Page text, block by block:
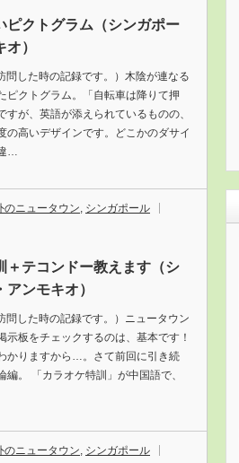
ピクトグラム（シンガポー
）
問した時の記録です。）木陰が連なる
ピクトグラム。「自転車は降りて押
すが、英語が添えられているものの、
の高いデザインです。どこかのダサイ
…
のニュータウン, シンガポール
＋テコンドー教えます（シ
アンモキオ）
問した時の記録です。）ニュータウン
示板をチェックするのは、基本です！
かりますから…。さて前回に引き続
編。 「カラオケ特訓」が中国語で、
のニュータウン, シンガポール